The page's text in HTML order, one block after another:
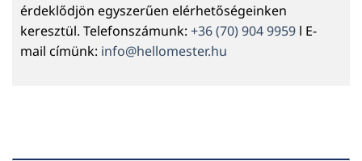
érdeklődjön egyszerűen elérhetőségeinken
keresztül. Telefonszámunk: +36 (70) 904 9959 l E-
mail címünk: info@hellomester.hu